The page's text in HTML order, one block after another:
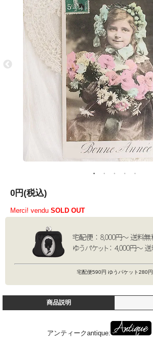
0円(税込)
Merci! vendu SOLD OUT
宅配便590円 ゆうパケット280円
商品説明
アンティークantique: